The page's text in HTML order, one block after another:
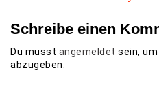
Schreibe einen
Du musst angemeldet sein,
abzugeben.